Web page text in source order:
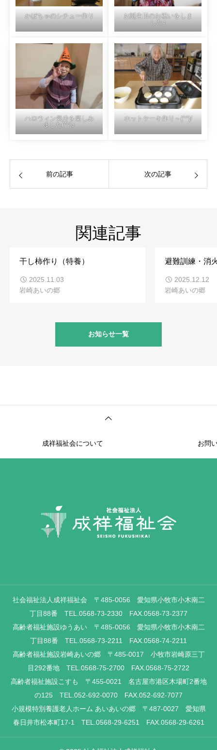
かぼちゃのシチュー作り
お誕生日のお祝いをしま
した♪
ハロウィン気分を楽しみ
ました(^^)♪
ホットケーキ作り～(^^)/
前の記事 次の記事
関連記事
干し柿作り（特養）
2025.11.03
岩崎あいの郷
避難訓練・消
2025.12.12
岩崎あいの郷
お知らせ一覧
成祥福祉会について お問
社会福祉法人成祥福祉会 〒485-0056 愛知県小牧市小木南二
丁目88番 TEL.0568-73-2330 FAX.0568-73-2377
高齢者福祉施設ゆうあい 〒485-0056 愛知県小牧市小木南二
丁目88番 TEL.0568-73-2211 FAX.0568-74-2211
高齢者福祉施設岩崎あいの郷 〒485-0017 小牧市岩崎原三丁
目292番地 TEL.0568-75-2700 FAX.0568-75-2722
高齢者福祉施設こすも 〒455-0021 名古屋市港区木場町2番地
の125 TEL.052-692-0070 FAX.052-692-7077
小規模特別養護老人ホーム あいあいの郷 〒487-0027 愛知県
春日井市松本町17-1 TEL.0568-29-6251 FAX.0568-29-6261